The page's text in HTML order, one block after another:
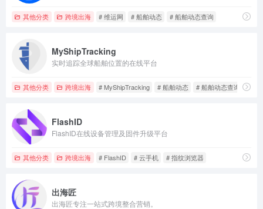
其他分类 跨境出海 # 维运网 # 船舶动态 # 船舶动态查询
MyShipTracking
实时追踪全球船舶位置的在线平台
其他分类 跨境出海 # MyShipTracking # 船舶动态 # 船舶动态查询
FlashID
FlashID在线设备管理及固件升级平台
其他分类 跨境出海 # FlashID # 云手机 # 指纹浏览器
出海匠
出海匠专注一站式跨境整合营销。